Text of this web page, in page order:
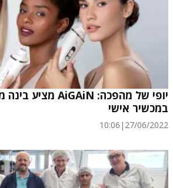
במכשיר אישי
27/06/2022
|
10:06